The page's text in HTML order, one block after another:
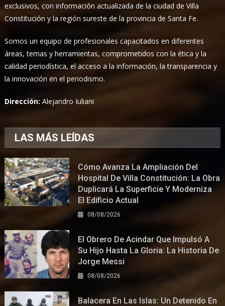
exclusivos, con información actualizada de la ciudad de Villa
Constitución y la región sureste de la provincia de Santa Fe.
Somos un equipo de profesionales capacitados en diferentes
áreas, temas y herramientas, comprometidos con la ética y la
calidad periodística, el acceso a la información, la transparencia y
la innovación en el periodismo.
Dirección:Alejandro Iuliani
LAS MÁS LEÍDAS
Cómo Avanza La Ampliación Del
Hospital De Villa Constitución: La Obra
Duplicará La Superficie Y Moderniza
El Edificio Actual
08/08/2026
El Obrero De Acindar Que Impulsó A
Su Hijo Hasta La Gloria: La Historia De
Jorge Messi
08/08/2026
Balacera En Las Islas: Un Detenido En